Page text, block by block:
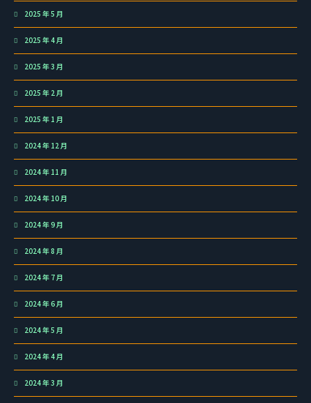
2025 年 5 月
2025 年 4 月
2025 年 3 月
2025 年 2 月
2025 年 1 月
2024 年 12 月
2024 年 11 月
2024 年 10 月
2024 年 9 月
2024 年 8 月
2024 年 7 月
2024 年 6 月
2024 年 5 月
2024 年 4 月
2024 年 3 月